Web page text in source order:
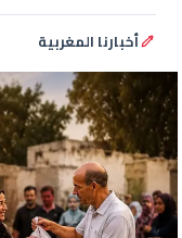
أخبارنا المغربية